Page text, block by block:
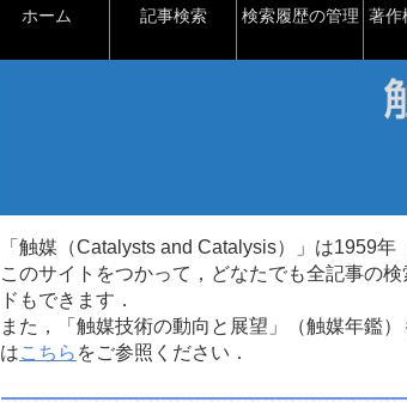
ホーム 記事検索 検索履歴の管理 著作
「触媒（Catalysts and Catalysis）」は1959
このサイトをつかって，どなたでも全記事の
ドもできます．
また，「触媒技術の動向と展望」（触媒年鑑
はこちら をご参照ください．